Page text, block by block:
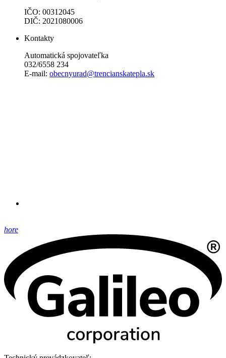
IČO: 00312045
DIČ: 2021080006
Kontakty
Automatická spojovateľka
032/6558 234
E-mail: obecnyurad@trencianskatepla.sk
hore